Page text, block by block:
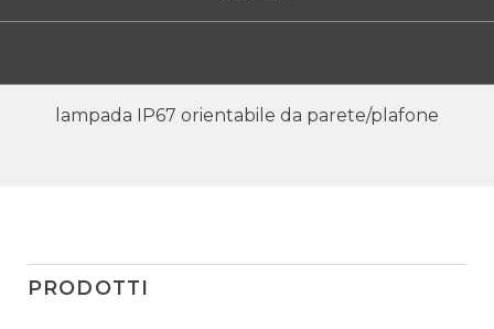
lampada IP67 orientabile da parete/plafone
PRODOTTI